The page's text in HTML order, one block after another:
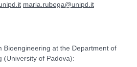
maria.rubega@unipd.it
Bioengineering at the Department of
(University of Padova):